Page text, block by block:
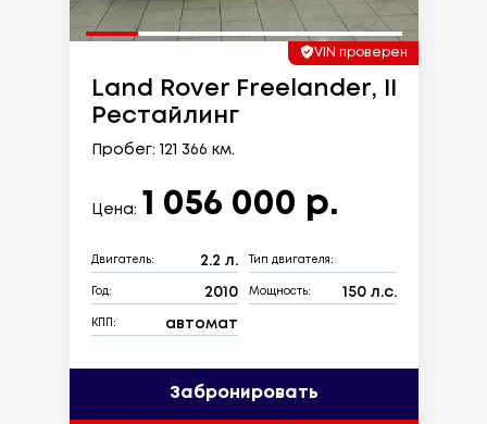
VIN проверен
Land Rover Freelander, II
Рестайлинг
Пробег: 121 366 км.
Цена: 1 056 000 р.
Двигатель: 2.2 л. Тип двигателя:
Год: 2010 Мощность: 150 л.с.
КПП: автомат
Забронировать